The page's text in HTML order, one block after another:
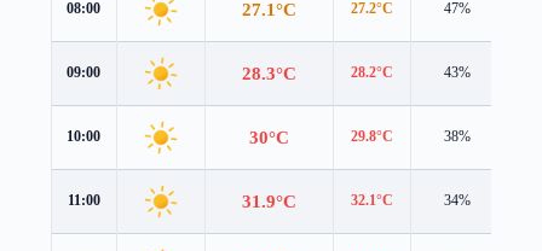
08:00 27.1°C 27.2°C 47%
09:00 28.3°C 28.2°C 43%
10:00 30°C 29.8°C 38%
11:00 31.9°C 32.1°C 34%